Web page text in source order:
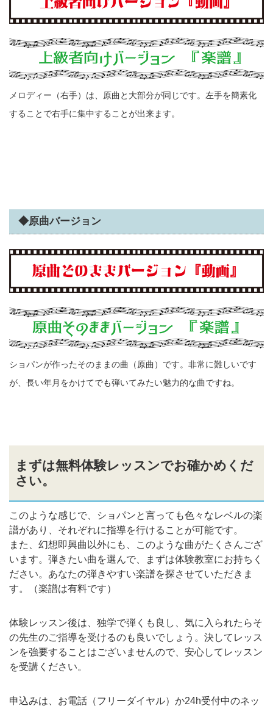
メロディー（右手）は、原曲と大部分が同じです。左手を簡素化
することで右手に集中することが出来ます。
◆原曲バージョン
ショパンが作ったそのままの曲（原曲）です。非常に難しいです
が、長い年月をかけてでも弾いてみたい魅力的な曲ですね。
まずは無料体験レッスンでお確かめくだ
さい。
このような感じで、ショパンと言っても色々なレベルの楽
譜があり、それぞれに指導を行けることが可能です。
また、幻想即興曲以外にも、このような曲がたくさんござ
います。弾きたい曲を選んで、まずは体験教室にお持ちく
ださい。あなたの弾きやすい楽譜を探させていただきま
す。（楽譜は有料です）
体験レッスン後は、独学で弾くも良し、気に入られたらそ
の先生のご指導を受けるのも良いでしょう。決してレッス
ンを強要することはございませんので、安心してレッスン
を受講ください。
申込みは、お電話（フリーダイヤル）か24h受付中のネッ